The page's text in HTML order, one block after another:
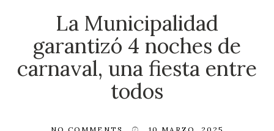
La Municipalidad
garantizó 4 noches de
carnaval, una fiesta entre
todos